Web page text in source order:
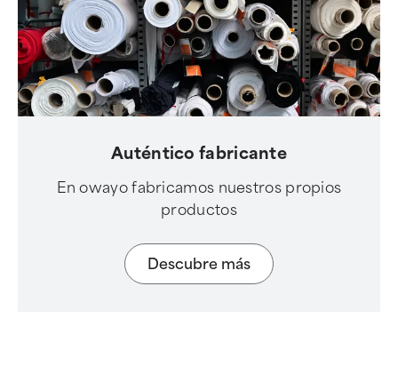
Auténtico fabricante
En owayo fabricamos nuestros propios
productos
Descubre más